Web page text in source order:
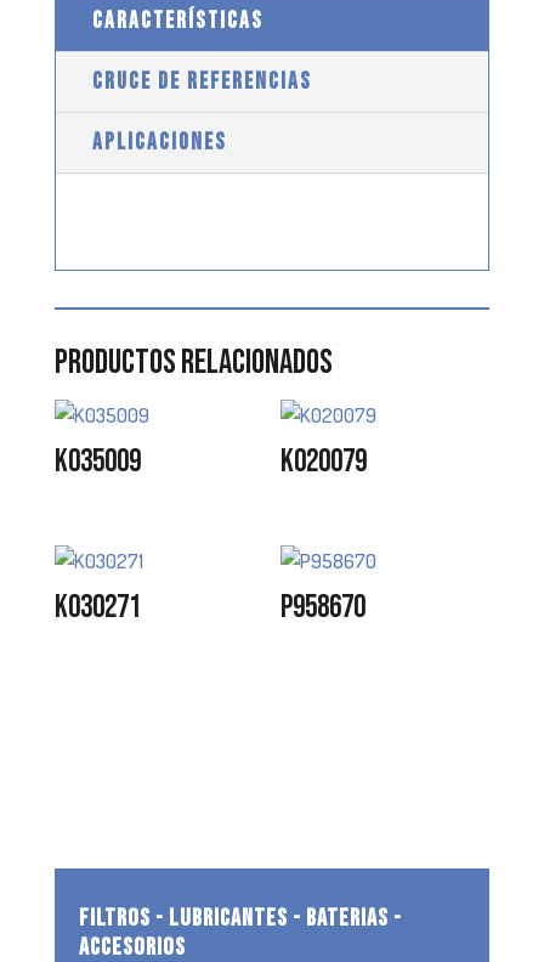
CARACTERÍSTICAS
CRUCE DE REFERENCIAS
APLICACIONES
Productos relacionados
K035009 K020079
K030271 P958670
FILTROS - LUBRICANTES - BATERIAS -
ACCESORIOS